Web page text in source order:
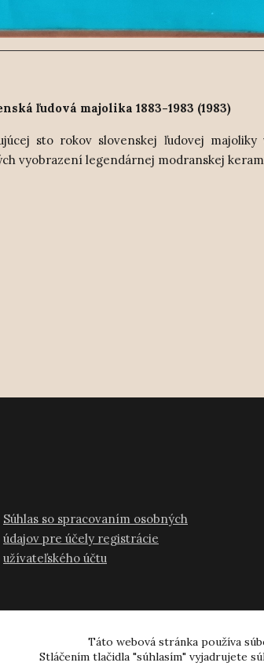
ľudová majolika 1883-1983 (1983)
sto rokov slovenskej ľudovej
vyobrazení legendárnej modranskej
Súhlas so spracovaním osobných
údajov pre účely registrácie
užívateľského účtu
Táto webová stránka používa
Stláčením tlačidla "súhlasím" vyjadrujete